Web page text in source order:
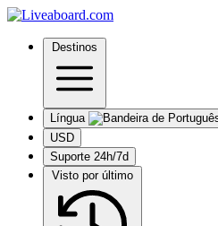
Destinos
Língua
USD
Suporte 24h/7d
Visto por último